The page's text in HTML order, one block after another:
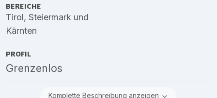
BEREICHE
Tirol, Steiermark und
Kärnten
PROFIL
Grenzenlos
Komplette Beschreibung anzeigen